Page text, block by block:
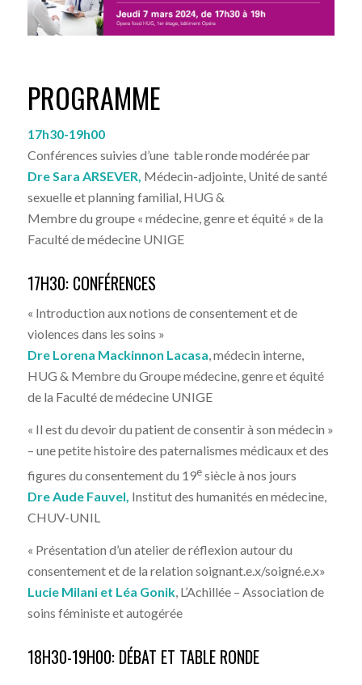
PROGRAMME
17h30-19h00
Conférences suivies d’une table ronde modérée par
Dre Sara ARSEVER, Médecin-adjointe, Unité de santé
sexuelle et planning familial, HUG &
Membre du groupe « médecine, genre et équité » de la
Faculté de médecine UNIGE
17H30: CONFÉRENCES
« Introduction aux notions de consentement et de
violences dans les soins »
Dre Lorena Mackinnon Lacasa,médecin interne,
HUG & Membre du Groupe médecine, genre et équité
de la Faculté de médecine UNIGE
« Il est du devoir du patient de consentir à son médecin »
– une petite histoire des paternalismes médicaux et des
figures du consentement du 19esiècle à nos jours
Dre Aude Fauvel, Institut des humanités en médecine,
CHUV-UNIL
« Présentation d’un atelier de réflexion autour du
consentement et de la relation soignant.e.x/soigné.e.x»
Lucie Milani et Léa Gonik, L’Achillée – Association de
soins féministe et autogérée
18H30-19H00: DÉBAT ET TABLE RONDE